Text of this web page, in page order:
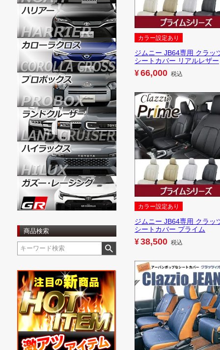
商品検索
カラー設定あり
ジムニー JB64専用 クラッ
シートカバー リアルレザー
¥66,000 税込
カラー設定あり
ジムニー JB64専用 クラッ
シートカバー プライム
¥38,500 税込